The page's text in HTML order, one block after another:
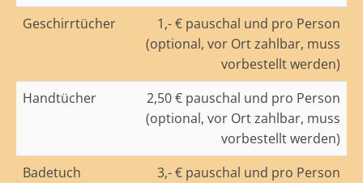
Geschirrtücher
1,- € pauschal und pro Person
(optional, vor Ort zahlbar, muss
vorbestellt werden)
Handtücher
2,50 € pauschal und pro Person
(optional, vor Ort zahlbar, muss
vorbestellt werden)
Badetuch
3,- € pauschal und pro Person